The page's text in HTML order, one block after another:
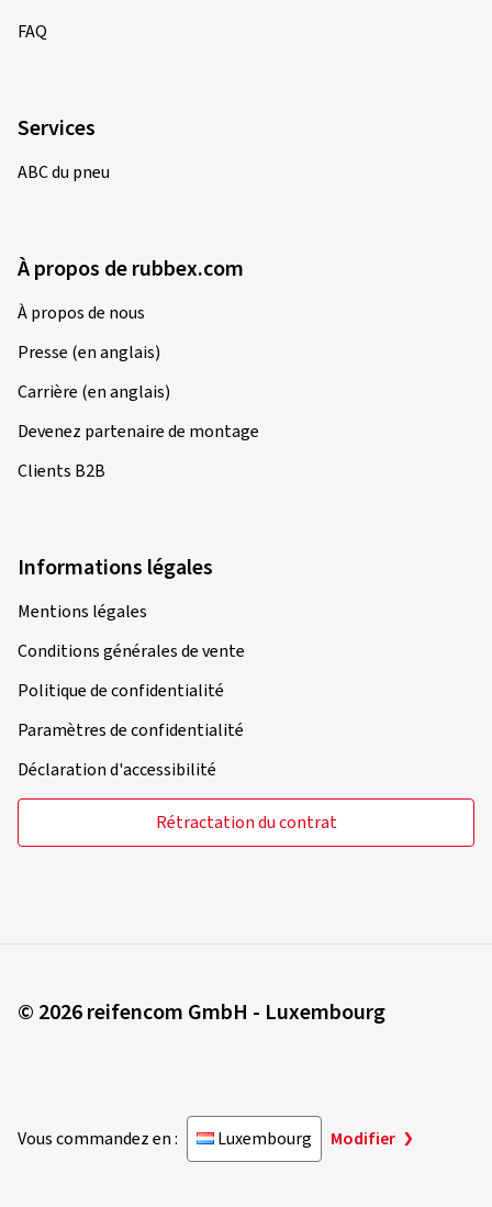
FAQ
Services
ABC du pneu
À propos de rubbex.com
À propos de nous
Presse (en anglais)
Carrière (en anglais)
Devenez partenaire de montage
Clients B2B
Informations légales
Mentions légales
Conditions générales de vente
Politique de confidentialité
Paramètres de confidentialité
Déclaration d'accessibilité
Rétractation du contrat
© 2026 reifencom GmbH - Luxembourg
Vous commandez en : Luxembourg Modifier